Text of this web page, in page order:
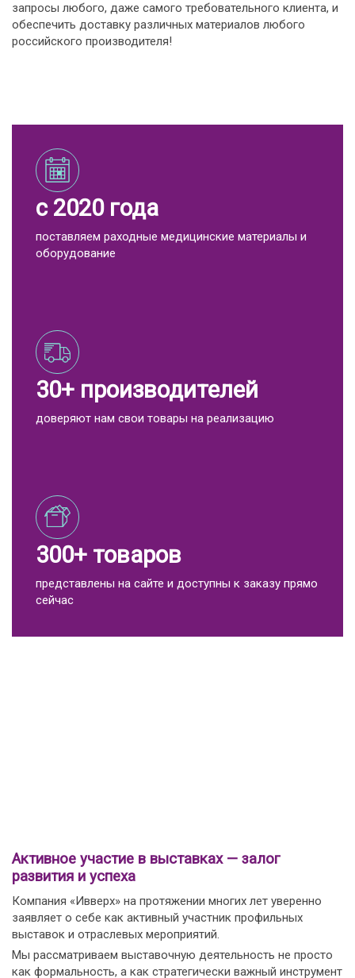
запросы любого, даже самого требовательного клиента, и
обеспечить доставку различных материалов любого
российского производителя!
с 2020 года
поставляем раходные медицинские материалы и
оборудование
30+ производителей
доверяют нам свои товары на реализацию
300+ товаров
представлены на сайте и доступны к заказу прямо
сейчас
Активное участие в выставках — залог
развития и успеха
Компания «Ивверх» на протяжении многих лет уверенно
заявляет о себе как активный участник профильных
выставок и отраслевых мероприятий.
Мы рассматриваем выставочную деятельность не просто
как формальность, а как стратегически важный инструмент